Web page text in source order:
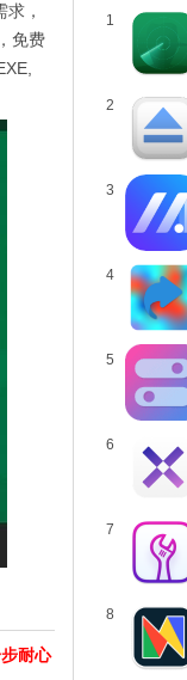
1
2
3
4
5
6
7
8
，
免费
耐心